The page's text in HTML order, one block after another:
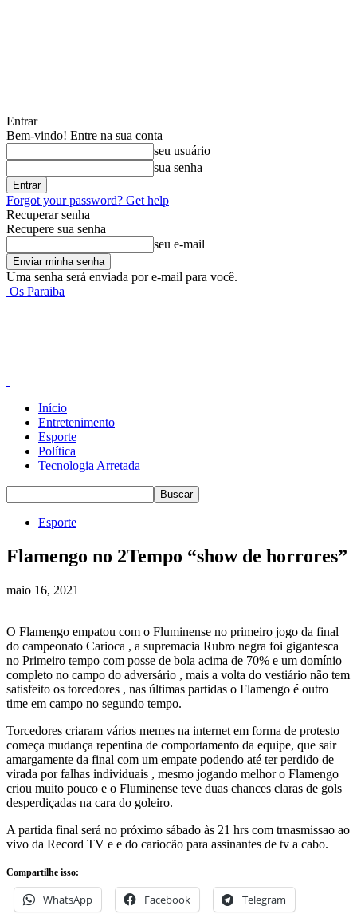
Entrar
Bem-vindo! Entre na sua conta
seu usuário
sua senha
Forgot your password? Get help
Recuperar senha
Recupere sua senha
seu e-mail
Uma senha será enviada por e-mail para você.
Os Paraiba
Início
Entretenimento
Esporte
Política
Tecnologia Arretada
Esporte
Flamengo no 2Tempo “show de horrores”
maio 16, 2021
O Flamengo empatou com o Fluminense no primeiro jogo da final
do campeonato Carioca , a supremacia Rubro negra foi gigantesca
no Primeiro tempo com posse de bola acima de 70% e um domínio
completo no campo do adversário , mais a volta do vestiário não tem
satisfeito os torcedores , nas últimas partidas o Flamengo é outro
time em campo no segundo tempo.
Torcedores criaram vários memes na internet em forma de protesto
começa mudança repentina de comportamento da equipe, que sair
amargamente da final com um empate podendo até ter perdido de
virada por falhas individuais , mesmo jogando melhor o Flamengo
criou muito pouco e o Fluminense teve duas chances claras de gols
desperdiçadas na cara do goleiro.
A partida final será no próximo sábado às 21 hrs com trnasmissao ao
vivo da Record TV e e do cariocão para assinantes de tv a cabo.
Compartilhe isso:
WhatsApp Facebook Telegram